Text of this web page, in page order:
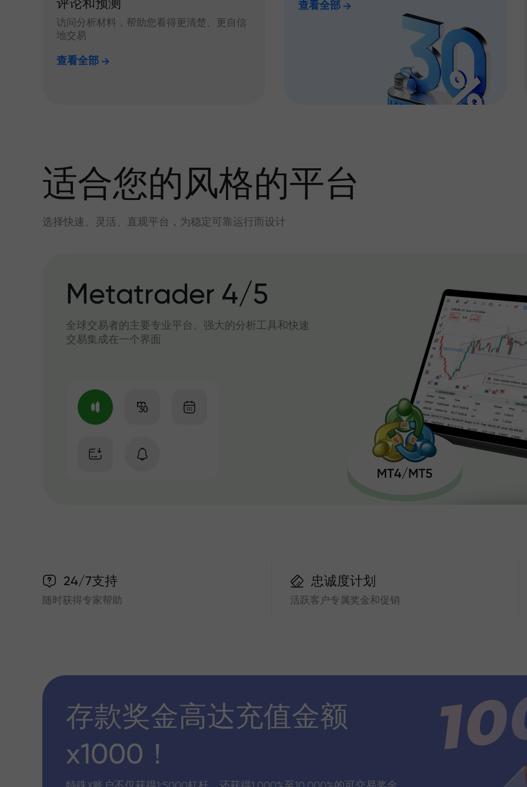
评论和预测
访问分析材料，帮助您看得更清楚、更自信
地交易
查看全部
查看全部
适合您的风格的平台
选择快速、灵活、直观平台，为稳定可靠运行而设计
Metatrader 4/5
全球交易者的主要专业平台。强大的分析工具和快速
交易集成在一个界面
24/7支持
随时获得专家帮助
忠诚度计划
活跃客户专属奖金和促销
存款奖金高达充值金额
x1000！